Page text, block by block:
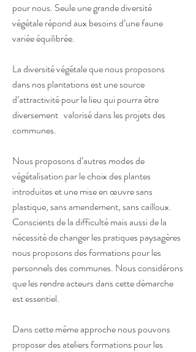
pour nous. Seule une grande diversité
végétale répond aux besoins d’une faune
variée équilibrée.
La diversité végétale que nous proposons
dans nos plantations est une source
d’attractivité pour le lieu qui pourra être
diversement valorisé dans les projets des
communes.
Nous proposons d’autres modes de
végétalisation par le choix des plantes
introduites et une mise en œuvre sans
plastique, sans amendement, sans cailloux.
Conscients de la difficulté mais aussi de la
nécessité de changer les pratiques paysagères
nous proposons des formations pour les
personnels des communes. Nous considérons
que les rendre acteurs dans cette démarche
est essentiel.
Dans cette même approche nous pouvons
proposer des ateliers formations pour les